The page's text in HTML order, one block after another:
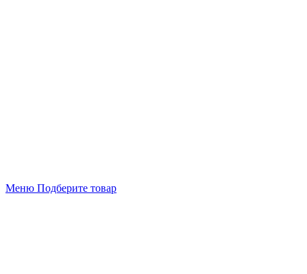
Меню Подберите товар